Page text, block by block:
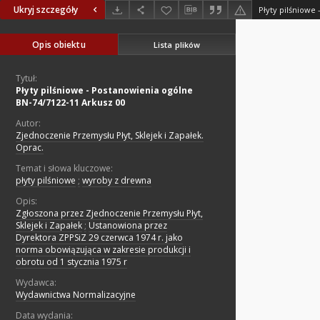
Ukryj szczegóły
Opis obiektu Lista plików
Tytuł:
Płyty pilśniowe - Postanowienia ogólne
BN-74/7122-11 Arkusz 00
Autor:
Zjednoczenie Przemysłu Płyt, Sklejek i Zapałek.
Oprac.
Temat i słowa kluczowe:
płyty pilśniowe ; wyroby z drewna
Opis:
Zgłoszona przez Zjednoczenie Przemysłu Płyt,
Sklejek i Zapałek ; Ustanowiona przez
Dyrektora ZPPSiZ 29 czerwca 1974 r. jako
norma obowiązująca w zakresie produkcji i
obrotu od 1 stycznia 1975 r
Wydawca:
Wydawnictwa Normalizacyjne
Data wydania: